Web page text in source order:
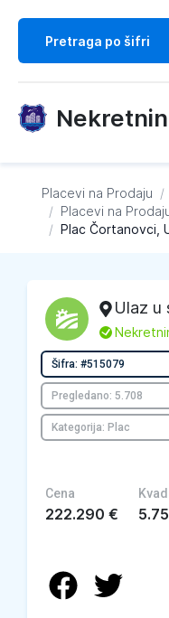
Placevi na Prodaju /
/ Placevi na
/ Plac Čortanovci,
Ulaz u
L
Šifra: #515079
Pregledano: 5.708
Kategorija: Plac
Cena
222.290 €